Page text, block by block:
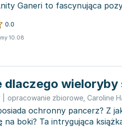
Ganeri to fascynująca
0.0
10.08
dlaczego wieloryby
opracowanie zbiorowe Caroline
ochronny pancerz? Z
na boki? Ta intrygująca